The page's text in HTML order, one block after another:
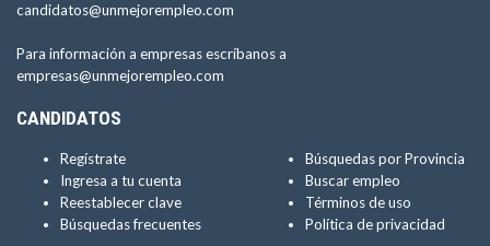
candidatos@unmejorempleo.com
Para información a empresas escríbanos a
empresas@unmejorempleo.com
CANDIDATOS
Regístrate
Ingresa a tu cuenta
Reestablecer clave
Búsquedas frecuentes
Búsquedas por Provincia
Buscar empleo
Términos de uso
Política de privacidad